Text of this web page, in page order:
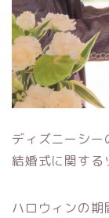
ディズニーシー
結婚式に関する
ハロウィンの期